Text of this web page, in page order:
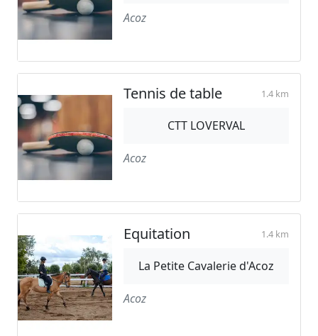
Acoz
Tennis de table 1.4 km
CTT LOVERVAL
Acoz
Equitation 1.4 km
La Petite Cavalerie d'Acoz
Acoz